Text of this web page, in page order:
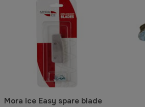
Mora Ice Easy spare blade